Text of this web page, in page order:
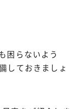
困らないよう
しておきましょ